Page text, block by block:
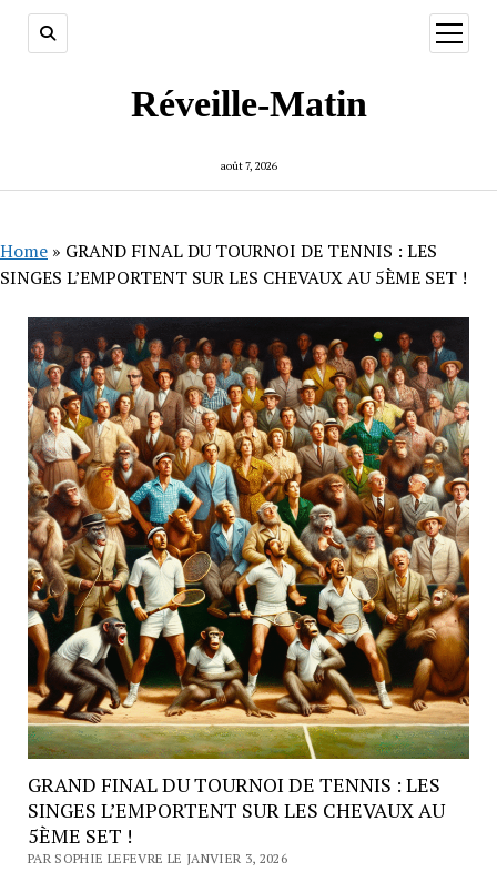
Réveille-Matin
août 7, 2026
ouvrir
menu
Home » GRAND FINAL DU TOURNOI DE TENNIS : LES
SINGES L’EMPORTENT SUR LES CHEVAUX AU 5ÈME SET !
GRAND FINAL DU TOURNOI DE TENNIS : LES
SINGES L’EMPORTENT SUR LES CHEVAUX AU
5ÈME SET !
PAR SOPHIE LEFEVRE LE JANVIER 3, 2026